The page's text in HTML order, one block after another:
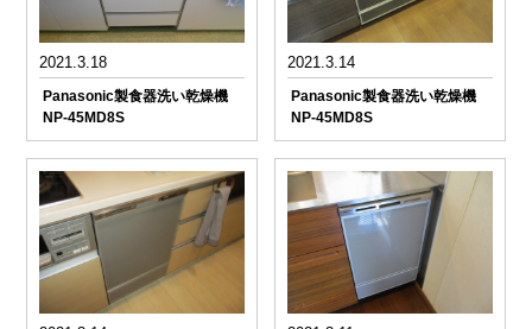
2021.3.18
Panasonic製食器洗い乾燥機
NP-45MD8S
2021.3.14
Panasonic製食器洗い乾燥機
NP-45MD8S